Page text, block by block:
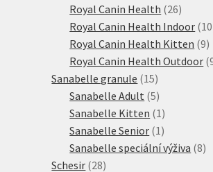
produktů
Royal Canin Health 2626
Royal Canin Health Indoor 10
Royal Canin Health Kitten 99
Royal Canin Health Outdoor
Sanabelle granule 1515
produktů
Sanabelle Adult 55
produktů
Sanabelle Kitten 1 1
produkt
Sanabelle Senior 1 1
produkt
Sanabelle speciální výživa 88
Schesir 2828